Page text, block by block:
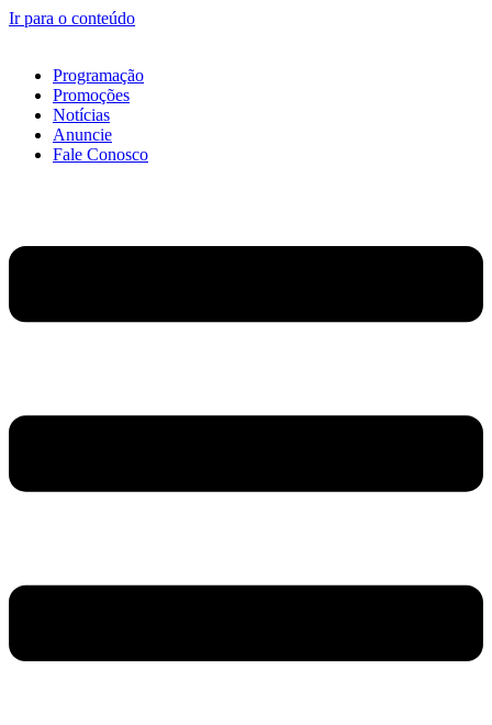
Ir para o conteúdo
Programação
Promoções
Notícias
Anuncie
Fale Conosco